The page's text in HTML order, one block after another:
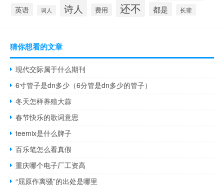
英语 词人 诗人 费用 还不 都是 长辈
猜你想看的文章
现代交际属于什么期刊
6寸管子是dn多少（6分管是dn多少的管子）
冬天怎样养殖大蒜
春节快乐的歌词意思
teemix是什么牌子
百乐笔怎么看真假
重庆哪个电子厂工资高
“屈原作离骚”的出处是哪里